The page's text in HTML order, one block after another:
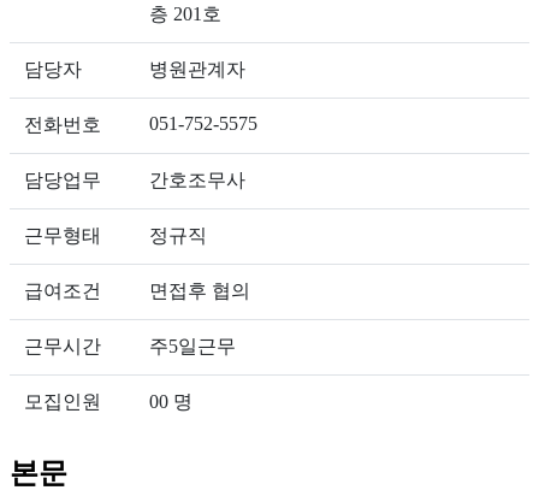
층 201호
담당자 병원관계자
전화번호 051-752-5575
담당업무 간호조무사
근무형태 정규직
급여조건 면접후 협의
근무시간 주5일근무
모집인원 00 명
본문